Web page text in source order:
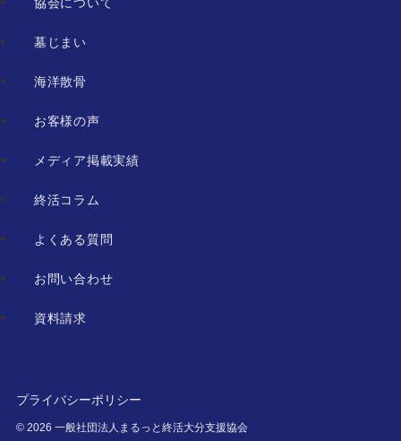
協会について
墓じまい
海洋散骨
お客様の声
メディア掲載実績
終活コラム
よくある質問
お問い合わせ
資料請求
©2026 一般社団法人まるっと終活大分支援協会
プライバシーポリシー